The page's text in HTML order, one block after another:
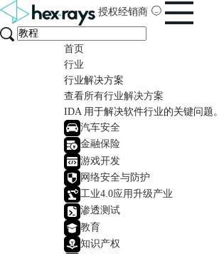
授权经销商
首页
行业
行业解决方案
查看所有行业解决方案
IDA 用于解决软件行业的关键问题。
汽车安全
金融保险
游戏开发
网络安全与防护
工业4.0应用升级产业
渗透测试
教育
知识产权